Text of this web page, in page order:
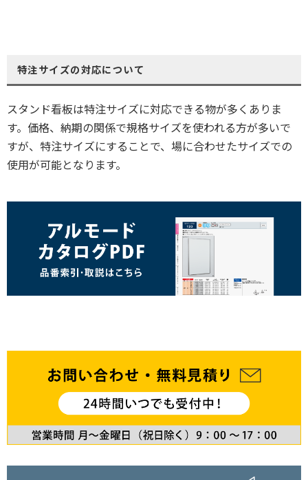
特注サイズの対応について
スタンド看板は特注サイズに対応できる物が多くありま
す。価格、納期の関係で規格サイズを使われる方が多いで
すが、特注サイズにすることで、場に合わせたサイズでの
使用が可能となります。